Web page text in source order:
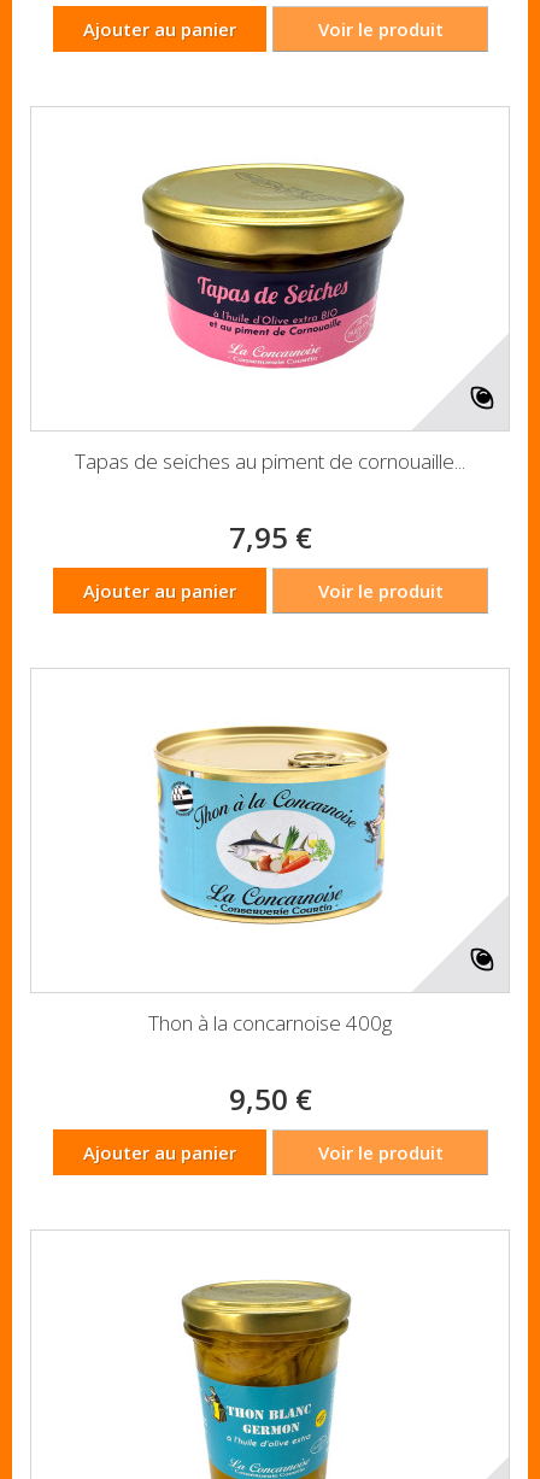
Ajouter au panier Voir le produit
Tapas de seiches au piment de cornouaille...
7,95 €
Ajouter au panier Voir le produit
Thon à la concarnoise 400g
9,50 €
Ajouter au panier Voir le produit